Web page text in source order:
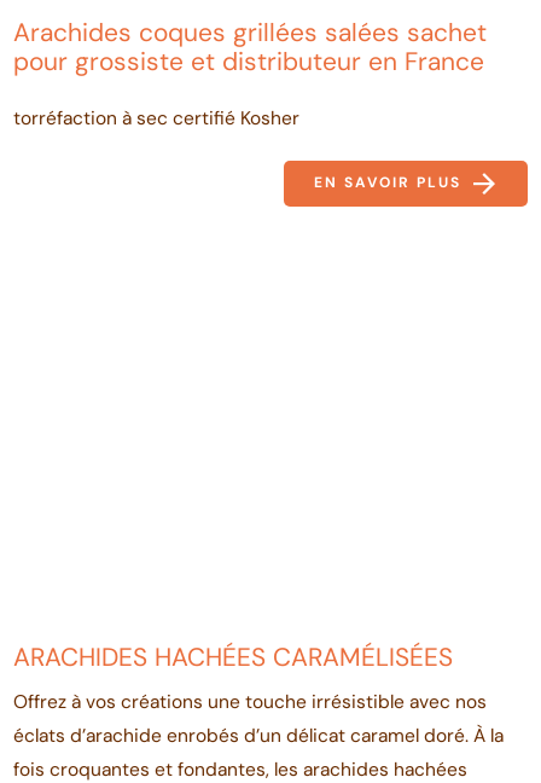
Arachides coques grillées salées sachet
pour grossiste et distributeur en France
torréfaction à sec certifié Kosher
EN SAVOIR PLUS
ARACHIDES HACHÉES CARAMÉLISÉES
Offrez à vos créations une touche irrésistible avec nos
éclats d’arachide enrobés d’un délicat caramel doré. À la
fois croquantes et fondantes, les arachides hachées